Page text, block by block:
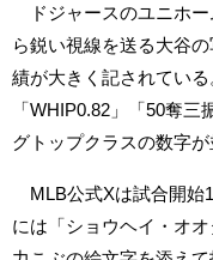
ドジャースのユニホー
ら鋭い視線を送る大谷
績が大きく記されている
「WHIP0.82」「50奪
グトップクラスの数字
MLB公式Xは試合開始
には「ショウヘイ・オ